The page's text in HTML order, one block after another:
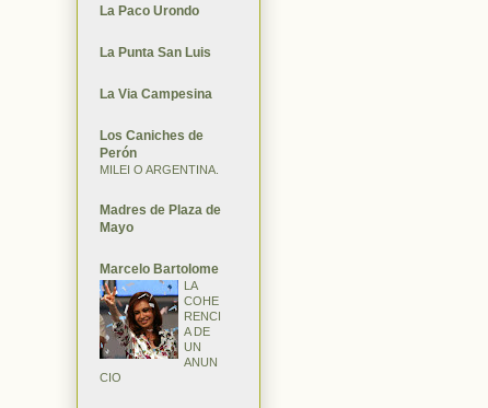
La Paco Urondo
La Punta San Luis
La Via Campesina
Los Caniches de
Perón
MILEI O ARGENTINA.
Madres de Plaza de
Mayo
Marcelo Bartolome
LA
COHE
RENCI
A DE
UN
ANUN
CIO